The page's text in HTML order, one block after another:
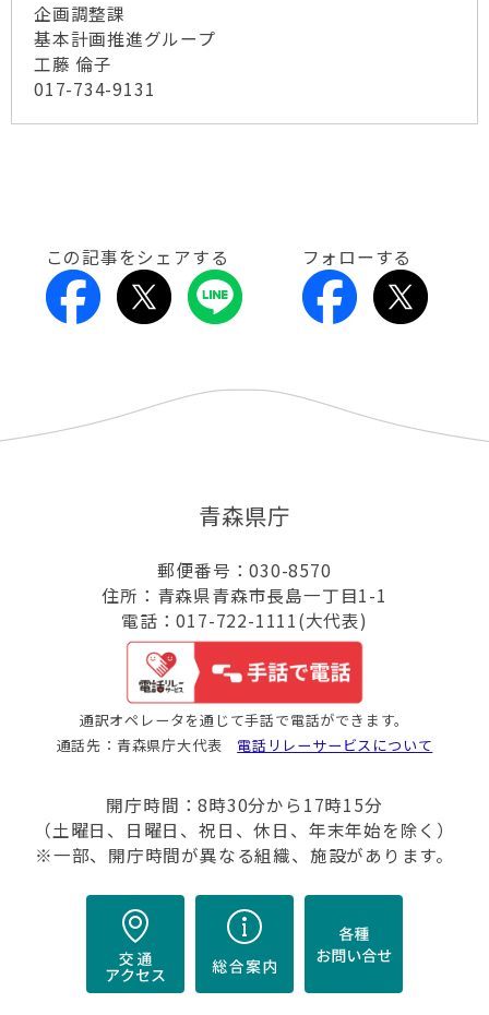
企画調整課
基本計画推進グループ
工藤 倫子
017-734-9131
この記事をシェアする フォローする
青森県庁
郵便番号：030-8570
住所：青森県青森市長島一丁目1-1
電話：017-722-1111(大代表)
通訳オペレータを通じて手話で電話ができます。
通話先：青森県庁大代表 電話リレーサービスについて
開庁時間：8時30分から17時15分
（土曜日、日曜日、祝日、休日、年末年始を除く）
※一部、開庁時間が異なる組織、施設があります。